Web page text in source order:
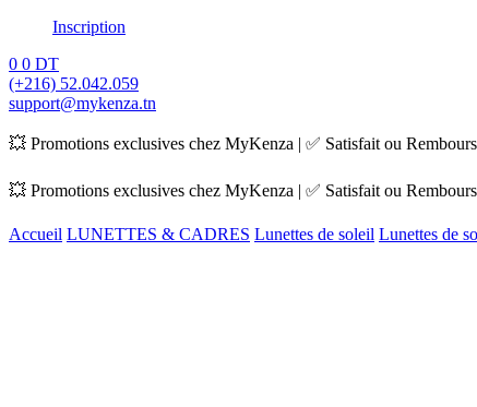
Inscription
0 0 DT
(+216) 52.042.059
support@mykenza.tn
💥 Promotions exclusives chez MyKenza | ✅ Satisfait ou
💥 Promotions exclusives chez MyKenza | ✅ Satisfait ou
Accueil LUNETTES & CADRES Lunettes de soleil Lunettes de